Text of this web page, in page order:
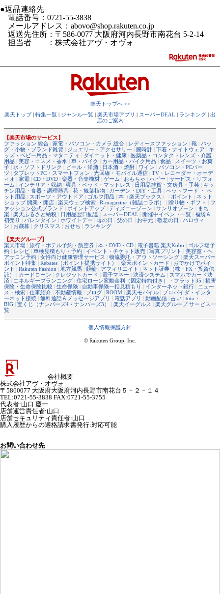
●返品連絡先
電話番号：0721-55-3838
メールアドレス：abovo@shop.rakuten.co.jp
返送先住所：〒586-0077 大阪府河内長野市南花台 5-2-14
担当者 ：株式会社アヴ・オヴォ
楽天トップへ >>
楽天トップ| 特集一覧 | ジャンル一覧 | 楽天市場アプリ | スーパーDEAL | ランキング | 出
店のご案内
【楽天市場のサービス】
ファッション 総合 | 家電・パソコン・カメラ 総合 | レディースファッション | 靴 | バッ
グ・小物・ブランド雑貨 | ジュエリー・アクセサリー | 腕時計 | 下着・ナイトウェア | キ
ッズ・ベビー用品・マタニティ | ダイエット・健康 | 医薬品・コンタクトレンズ・介護
用品 | 美容・コスメ・香水 | 車・バイク | カー用品・バイク用品 | 食品 | スイーツ・お菓
子 | 水・ソフトドリンク | ビール・洋酒 | 日本酒・焼酎 | ワイン | パソコン・PCパー
ツ | タブレットPC・スマートフォン | 光回線・モバイル通信 | TV・レコーダー・オーデ
ィオ | 家電 | CD・DVD | 楽器・音楽機材 | ゲーム | おもちゃ | ホビー | サービス・リフォ
ーム | インテリア・収納 | 寝具・ベッド・マットレス | 日用品雑貨・文房具・手芸 | キッ
チン用品・食器・調理器具 | 花・観葉植物 | ガーデン・DIY・工具 | ペットフード ・ ペ
ット用品 | スポーツ・アウトドア | ゴルフ用品 | 本 （楽天ブックス ） | ポイント | ネット
ショップ 開業・開店 | 楽天ウェブ検索 | R-magazine（雑誌コラボ） | 贈り物・ギフト | フ
ァッション公式ブランド | ポイントアップ| ディズニーゾーン | サンリオゾーン | まち
楽 | 楽天ふるさと納税 | 日用品翌日配達 | スーパーDEAL | 開催中イベント一覧 | 福袋＆
初売り | バレンタイン | ホワイトデー | 母の日 | 父の日 | お中元 | 敬老の日 | ハロウィ
ン | お歳暮 | クリスマス | おせち | ランキング
【楽天グループ】
楽天市場 | 旅行・ホテル予約・航空券 | 本・DVD・CD | 電子書籍 楽天Kobo | ゴルフ場予
約 | レシピ | 車検見積もり・予約 | イベント・チケット販売 | 写真プリント | 美容室・ヘ
アサロン予約 | 女性向け健康管理サービス | 物流委託・アウトソーシング | 楽天スーパー
ポイント特集 | Rebates（ポイント提携サイト） | 楽天ポイントカード | おでかけでポイ
ント | Rakuten Fashion | 地方競馬 | 競輪 | アフィリエイト | ネット証券（株・FX・投資信
託）
| カードローン | クレジットカード | 電子マネー | 決済システム | スマホでカード決
済 | エネルギープランニング | 住宅ローン変動金利（固定特約付き）・フラット35 | 損害
保険・生命保険比較 | 生命保険 | 自動車保険一括見積もり | インターネット銀行 | ニュー
ス・検索 | 仕事紹介 | 不動産情報 | ブログ | ROOM | 楽天モバイル | プロバイダ・インタ
ーネット接続 | 無料通話＆メッセージアプリ | 電話アプリ | 動画配信 | 占い | toto・
BIG | 宝くじ（ナンバーズ4・ナンバーズ3） | 楽天イーグルス | 楽天グループ サービス一
覧
個人情報保護方針
© Rakuten Group, Inc.
会社概要
株式会社アヴ・オヴォ
〒5860077 大阪府大阪府河内長野市南花台５－２－１４
TEL:0721-55-3838 FAX:0721-55-3755
代表者:山口 慶一
店舗運営責任者:山口
店舗セキュリティ責任者:山口
購入履歴からの適格請求書発行:対応可能
お問い合わせ先